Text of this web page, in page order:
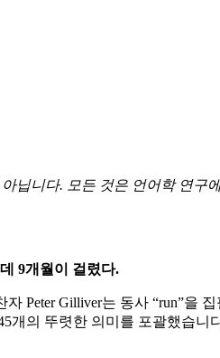
닙니다. 모든 것은 언어학 연구
9개월이 걸렸다.
Peter Gilliver는 동사 “run”을
의 뚜렷한 의미를 포괄했습니